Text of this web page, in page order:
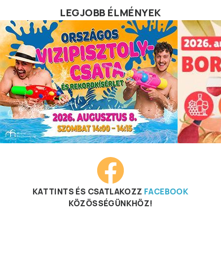
LEGJOBB ÉLMÉNYEK
KATTINTS ÉS CSATLAKOZZ FACEBOOK
KÖZÖSSÉGÜNKHÖZ!